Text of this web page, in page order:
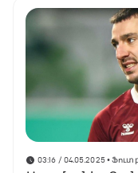
03:16 / 04.05.2025•